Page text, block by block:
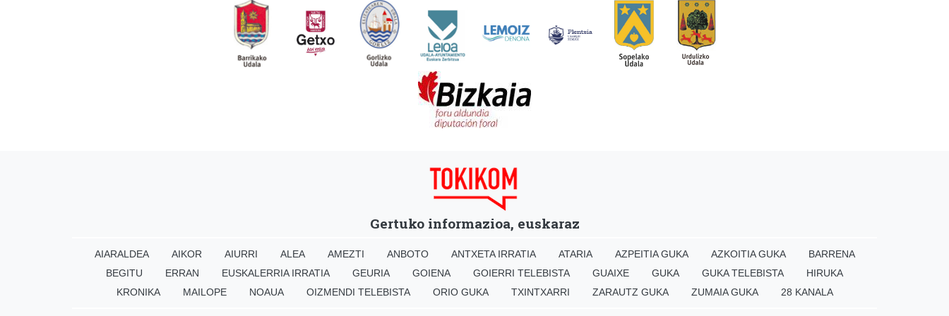
Gertuko informazioa, euskaraz
AIARALDEA AIKOR AIURRI ALEA AMEZTI ANBOTO ANTXETA IRRATIA ATARIA AZPEITIA GUKA AZKOITIA GUKA
BARRENA
BEGITU
ERRAN EUSKALERRIA IRRATIA GEURIA GOIENA GOIERRI TELEBISTA GUAIXE GUKA GUKA TELEBISTA
HIRUKA
KRONIKA
MAILOPE NOAUA OIZMENDI TELEBISTA ORIO GUKA TXINTXARRI ZARAUTZ GUKA ZUMAIA GUKA 28 KANALA